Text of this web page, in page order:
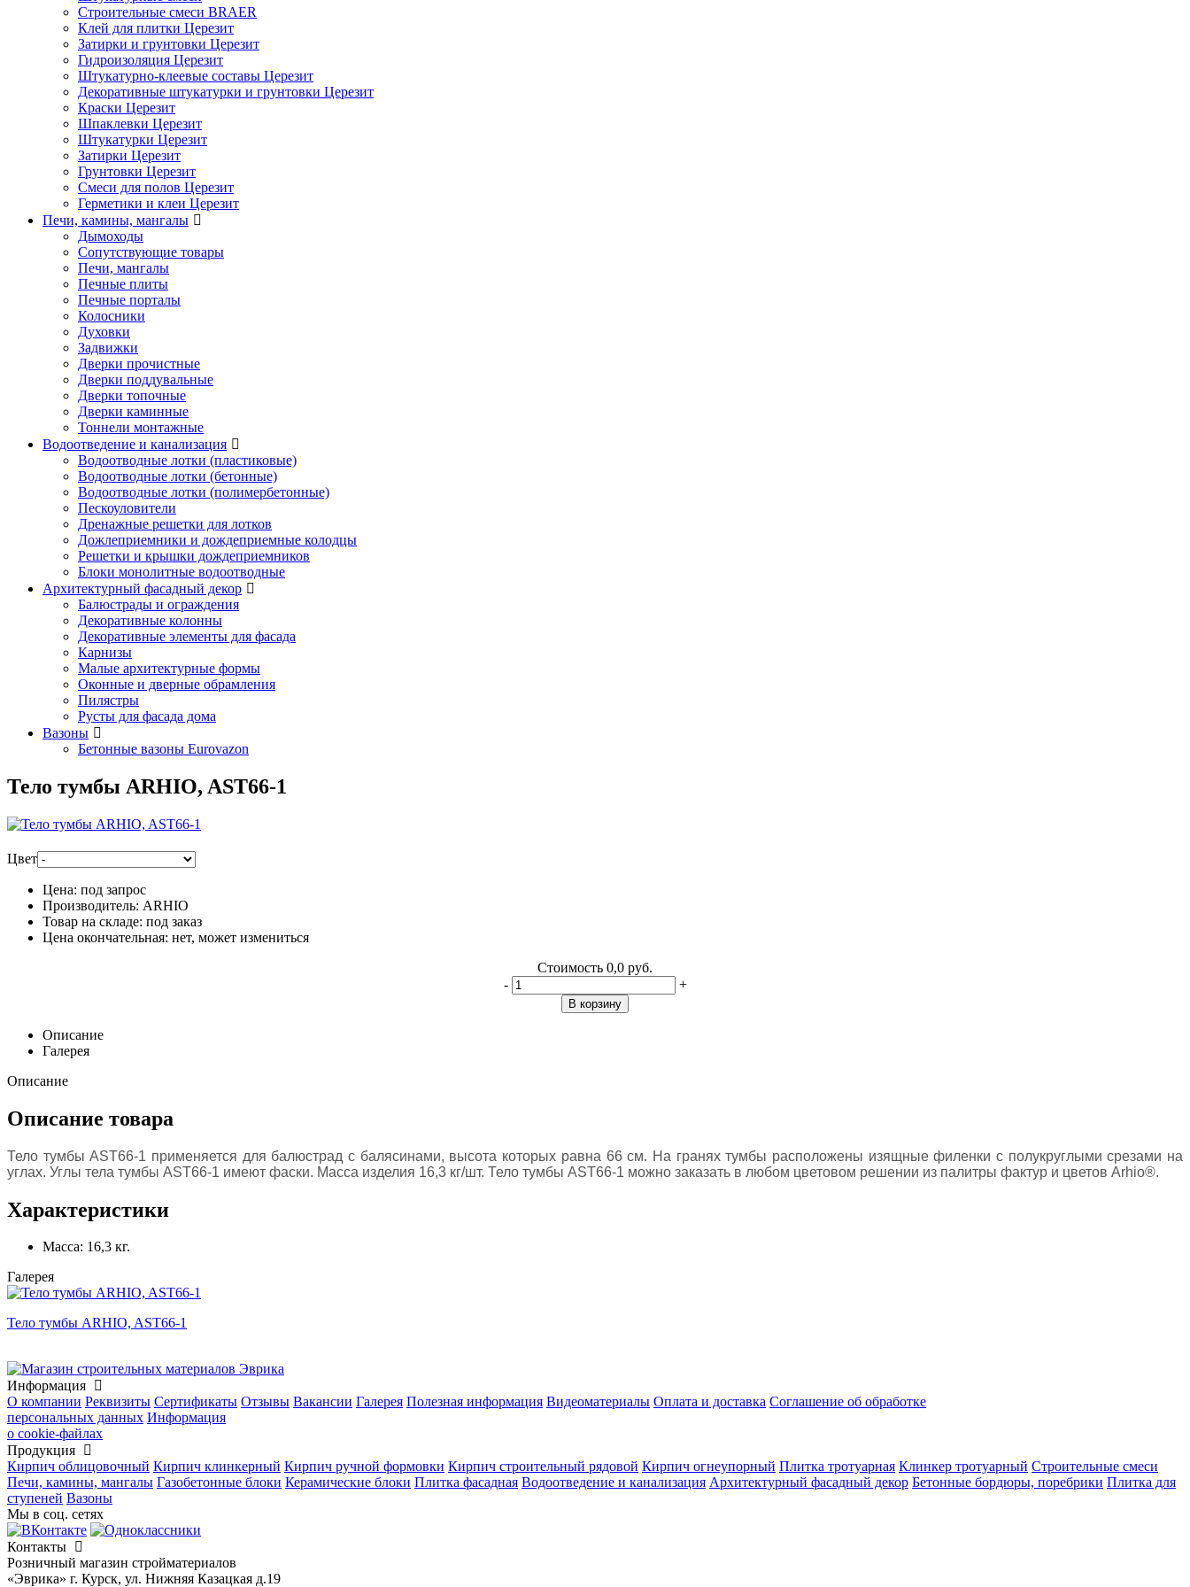
Строительные смеси BRAER
Клей для плитки Церезит
Затирки и грунтовки Церезит
Гидроизоляция Церезит
Штукатурно-клеевые составы Церезит
Декоративные штукатурки и грунтовки Церезит
Краски Церезит
Шпаклевки Церезит
Штукатурки Церезит
Затирки Церезит
Грунтовки Церезит
Смеси для полов Церезит
Герметики и клеи Церезит
Печи, камины, мангалы
Дымоходы
Сопутствующие товары
Печи, мангалы
Печные плиты
Печные порталы
Колосники
Духовки
Задвижки
Дверки прочистные
Дверки поддувальные
Дверки топочные
Дверки каминные
Тоннели монтажные
Водоотведение и канализация
Водоотводные лотки (пластиковые)
Водоотводные лотки (бетонные)
Водоотводные лотки (полимербетонные)
Пескоуловители
Дренажные решетки для лотков
Дожлеприемники и дождеприемные колодцы
Решетки и крышки дождеприемников
Блоки монолитные водоотводные
Архитектурный фасадный декор
Балюстрады и ограждения
Декоративные колонны
Декоративные элементы для фасада
Карнизы
Малые архитектурные формы
Оконные и дверные обрамления
Пилястры
Русты для фасада дома
Вазоны
Бетонные вазоны Eurovazon
Тело тумбы ARHIO, AST66-1
Цвет
Цена: под запрос
Производитель: ARHIO
Товар на складе: под заказ
Цена окончательная: нет, может измениться
Стоимость 0,0 руб.
-
+
В корзину
Описание
Галерея
Описание
Описание товара
Тело тумбы AST66-1 применяется для балюстрад с балясинами, высота которых равна 66 см. На гранях тумбы расположены изящные филенки с полукруглыми срезами на
углах. Углы тела тумбы AST66-1 имеют фаски. Масса изделия 16,3 кг/шт. Тело тумбы AST66-1 можно заказать в любом цветовом решении из палитры фактур и цветов Arhio®.
Характеристики
Масса: 16,3 кг.
Галерея
Тело тумбы ARHIO, AST66-1
Информация
О компании Реквизиты Сертификаты Отзывы Вакансии Галерея Полезная информация Видеоматериалы Оплата и доставка Соглашение об обработке
персональных данных Информация
о cookie-файлах
Продукция
Кирпич облицовочный Кирпич клинкерный Кирпич ручной формовки Кирпич строительный рядовой Кирпич огнеупорный Плитка тротуарная Клинкер тротуарный Строительные смеси
Печи, камины, мангалы Газобетонные блоки Керамические блоки Плитка фасадная Водоотведение и канализация Архитектурный фасадный декор Бетонные бордюры, поребрики Плитка для
ступеней Вазоны
Мы в соц. сетях
Контакты
Розничный магазин стройматериалов
«Эврика» г. Курск, ул. Нижняя Казацкая д.19